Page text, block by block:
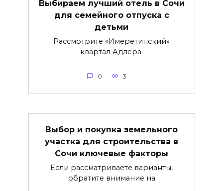
Выбираем лучший отель в Сочи
для семейного отпуска с
детьми
Рассмотрите «Имеретинский»
квартал Адлера.
0 3
Выбор и покупка земельного
участка для строительства в
Сочи ключевые факторы
Если рассматриваете варианты,
обратите внимание на